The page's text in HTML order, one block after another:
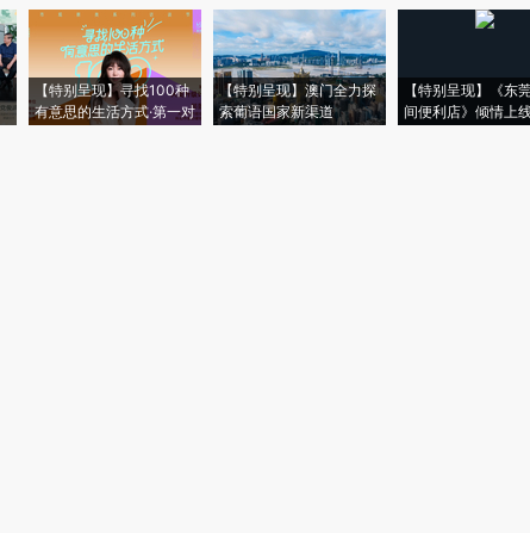
【特别呈现】寻找100种
有意思的生活方式·第一对
【特别呈现】澳门全力探
索葡语国家新渠道
【特别呈现】《东
间便利店》倾情上